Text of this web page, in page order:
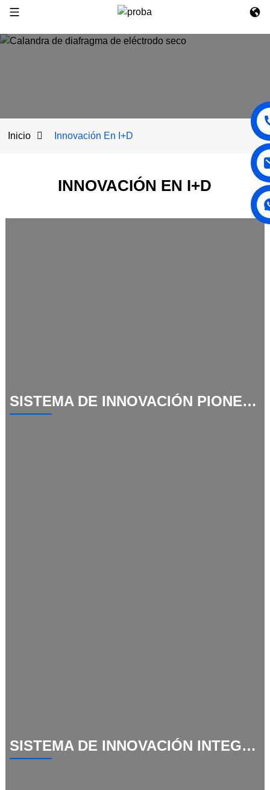
Inicio Innovación En I+D
INNOVACIÓN EN I+D
SISTEMA DE INNOVACIÓN PIONEIRO
SISTEMA DE INNOVACIÓN INTEGRADO